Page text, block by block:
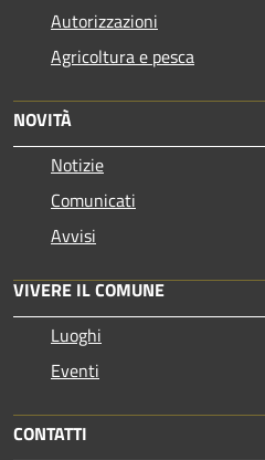
Autorizzazioni
Agricoltura e pesca
NOVITÀ
Notizie
Comunicati
Avvisi
VIVERE IL COMUNE
Luoghi
Eventi
CONTATTI